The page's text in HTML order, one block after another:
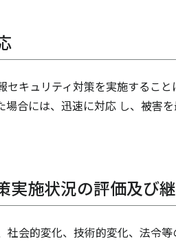
キュリティ対策を実施するこ
合には、迅速に対応 し、被害
実施状況の評価及び
会的変化、技術的変化、法令